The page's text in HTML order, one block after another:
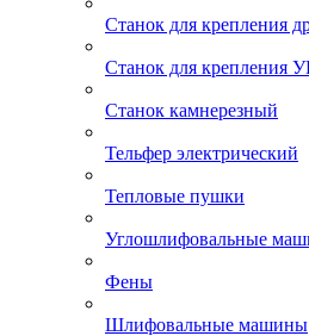
Станок для крепления
Станок для крепления
Станок камнерезный
Тельфер электрический
Тепловые пушки
Углошлифовальные
Фены
Шлифовальные машины